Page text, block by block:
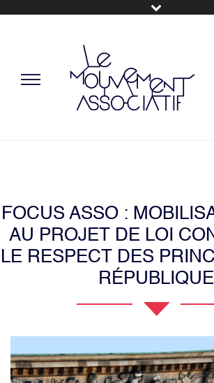
FOCUS ASSO :
AU PROJET DE LOI
LE RESPECT DES
RÉPUBLIQUE